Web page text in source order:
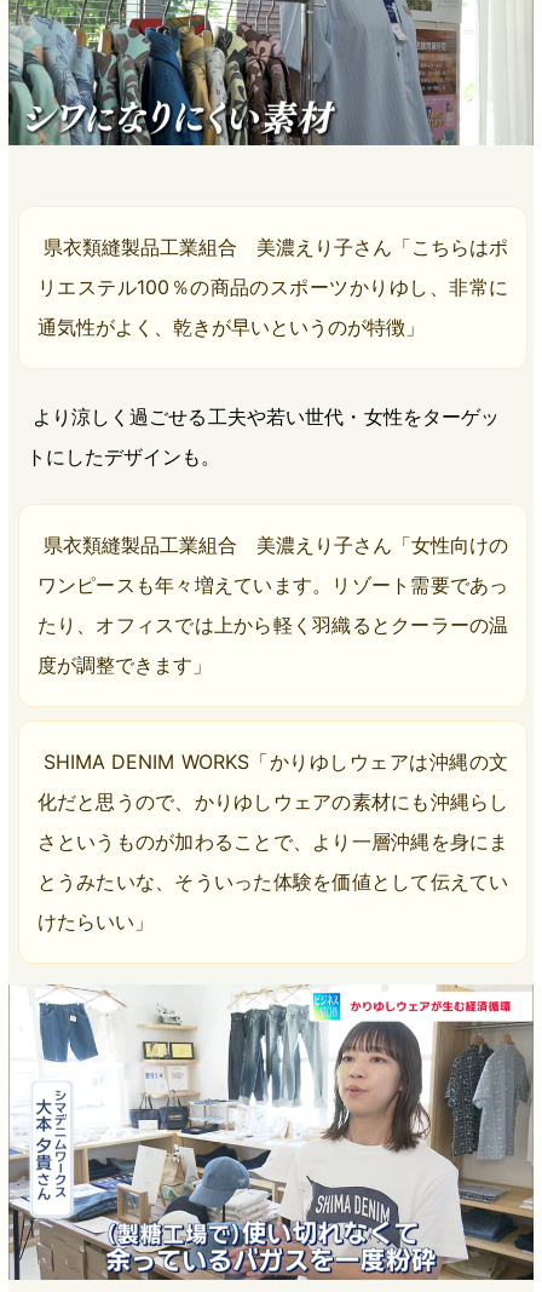
県衣類縫製品工業組合 美濃えり子さん「こちらはポ
リエステル100％の商品のスポーツかりゆし、非常に
通気性がよく、乾きが早いというのが特徴」
より涼しく過ごせる工夫や若い世代・女性をターゲッ
トにしたデザインも。
県衣類縫製品工業組合 美濃えり子さん「女性向けの
ワンピースも年々増えています。リゾート需要であっ
たり、オフィスでは上から軽く羽織るとクーラーの温
度が調整できます」
SHIMA DENIM WORKS「かりゆしウェアは沖縄の文
化だと思うので、かりゆしウェアの素材にも沖縄らし
さというものが加わることで、より一層沖縄を身にま
とうみたいな、そういった体験を価値として伝えてい
けたらいい」